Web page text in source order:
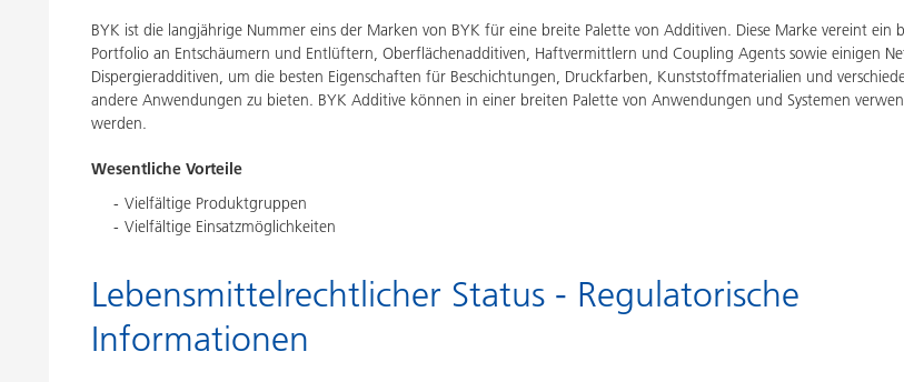
BYK ist die langjährige Nummer eins der Marken von BYK für eine breite Palette von Additiven. Diese Marke vereint ein
Portfolio an Entschäumern und Entlüftern, Oberflächenadditiven, Haftvermittlern und Coupling Agents sowie einigen
Dispergieradditiven, um die besten Eigenschaften für Beschichtungen, Druckfarben, Kunststoffmaterialien und
andere Anwendungen zu bieten. BYK Additive können in einer breiten Palette von Anwendungen und Systemen
werden.
Wesentliche Vorteile
Vielfältige Produktgruppen
Vielfältige Einsatzmöglichkeiten
Lebensmittelrechtlicher Status - Regulatorische
Informationen